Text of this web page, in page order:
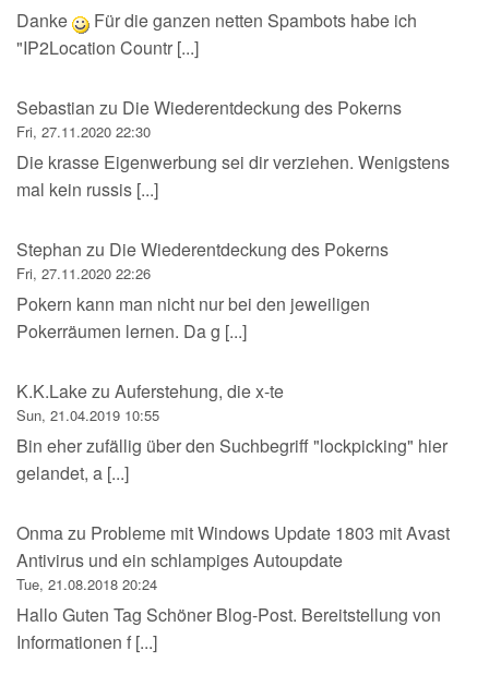
Danke
Für die ganzen netten Spambots habe ich
"IP2Location Countr [...]
Sebastian zu Die Wiederentdeckung des Pokerns
Fri, 27.11.2020 22:30
Die krasse Eigenwerbung sei dir verziehen. Wenigstens
mal kein russis [...]
Stephan zu Die Wiederentdeckung des Pokerns
Fri, 27.11.2020 22:26
Pokern kann man nicht nur bei den jeweiligen
Pokerräumen lernen. Da g [...]
K.K.Lakezu Auferstehung, die x-te
Sun, 21.04.2019 10:55
Bin eher zufällig über den Suchbegriff "lockpicking" hier
gelandet, a [...]
Onmazu Probleme mit Windows Update 1803 mit Avast
Antivirus und ein schlampiges Autoupdate
Tue, 21.08.2018 20:24
Hallo Guten Tag Schöner Blog-Post. Bereitstellung von
Informationen f [...]